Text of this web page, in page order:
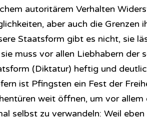
autoritärem Verhalten
aber auch die Grenzen
Staatsform gibt es nicht, sie
muss vor allen Liebhabern der
(Diktatur) heftig und
ist Pfingsten ein Fest der
weit öffnen, um vor
selbst zu verwandeln: Weil